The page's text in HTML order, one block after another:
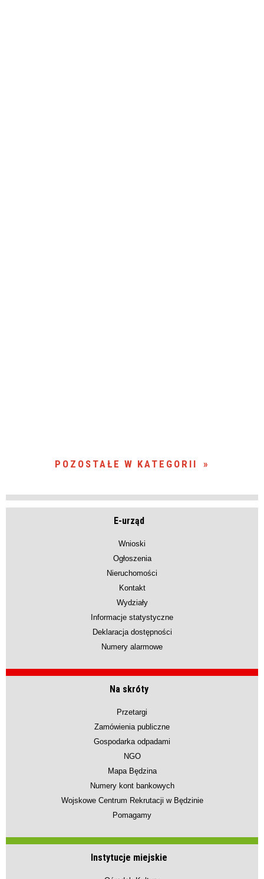
POZOSTAŁE W KATEGORII
E-urząd
Wnioski
Ogłoszenia
Nieruchomości
Kontakt
Wydziały
Informacje statystyczne
Deklaracja dostępności
Numery alarmowe
Na skróty
Przetargi
Zamówienia publiczne
Gospodarka odpadami
NGO
Mapa Będzina
Numery kont bankowych
Wojskowe Centrum Rekrutacji w Będzinie
Pomagamy
Instytucje miejskie